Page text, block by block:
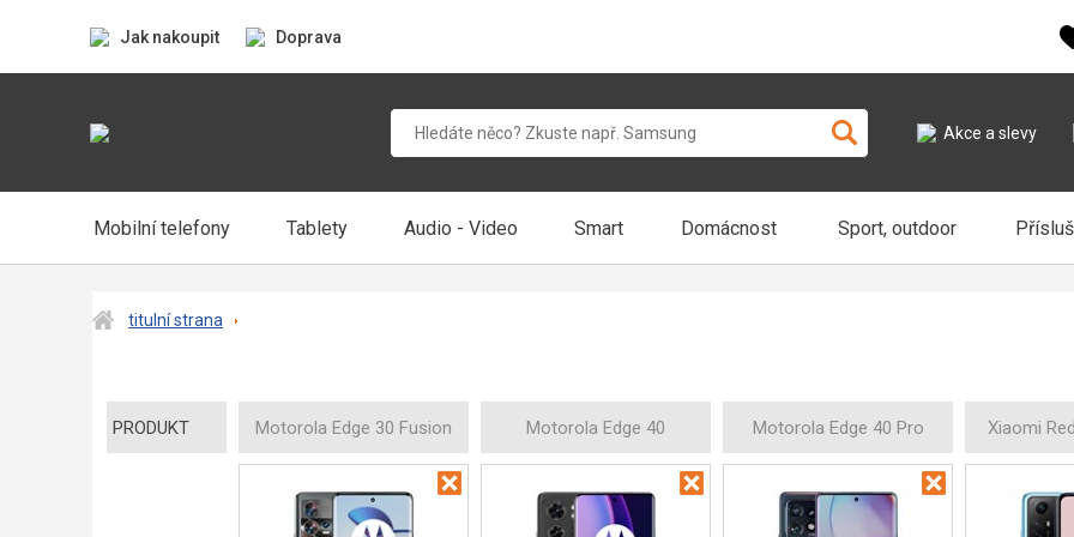
Jak nakoupit Doprava
Akce a slevy
Mobilní telefony Tablety Audio - Video Smart Domácnost Sport, outdoor
titulní strana
PRODUKT Motorola Edge 30 Fusion Motorola Edge 40 Motorola Edge 40 Pro Xiaomi